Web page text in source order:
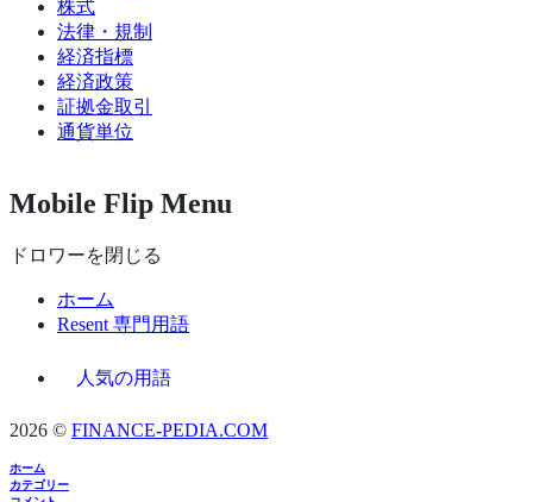
株式
法律・規制
経済指標
経済政策
証拠金取引
通貨単位
Mobile Flip Menu
ドロワーを閉じる
ホーム
Resent 専門用語
人気の用語
2026 © FINANCE-PEDIA.COM
ホーム
カテゴリー